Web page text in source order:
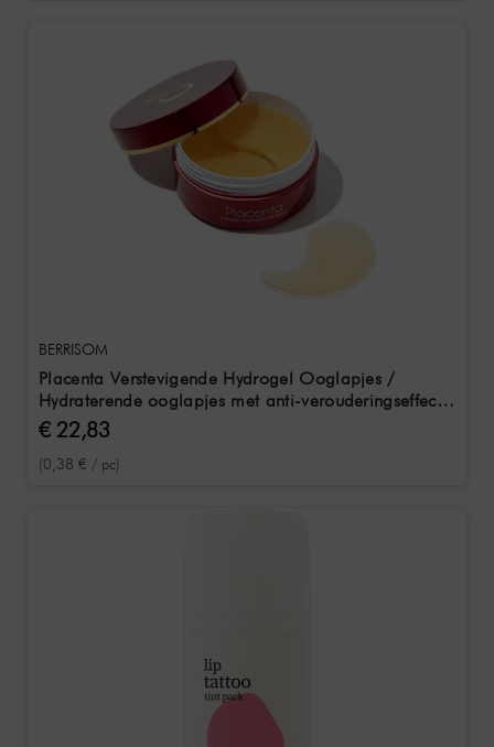
BERRISOM
Placenta Verstevigende Hydrogel Ooglapjes /
Hydraterende ooglapjes met anti-verouderingseffect
60 stuks
€ 22,83
(0,38 € / pc)